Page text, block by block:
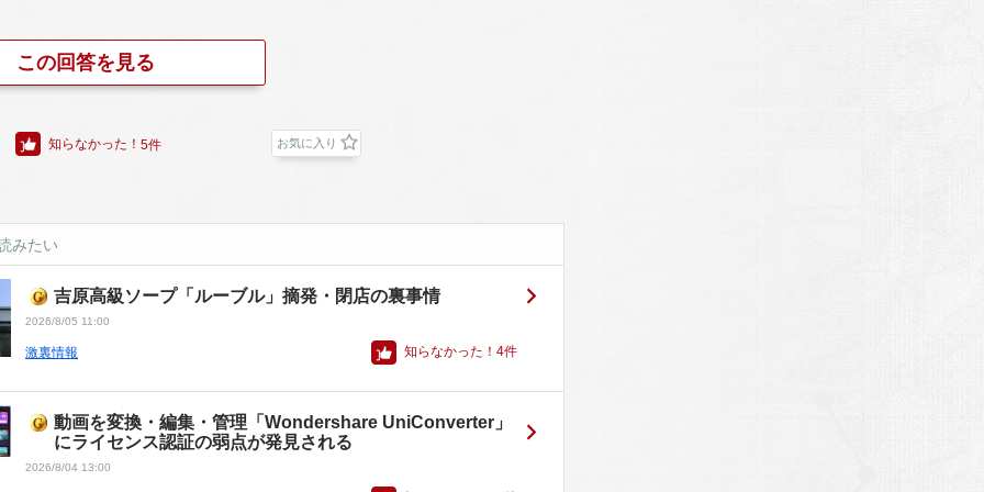
この回答を見る
知らなかった！ 5件 お気に入り
みたい
吉原高級ソープ「ルーブル」摘発・閉店の裏事情
2026/8/05 11:00
激裏情報 知らなかった！ 4件
動画を変換・編集・管理「Wondershare UniConverter」
にライセンス認証の弱点が発見される
2026/8/04 13:00